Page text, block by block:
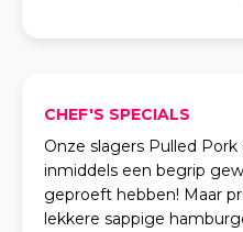
CHEF'S SPECIALS
Onze slagers Pulled
inmiddels een begrip
geproeft hebben! Maar
lekkere sappige